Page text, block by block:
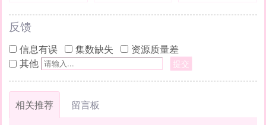
反馈
信息有误 集数缺失
资源质量差
其他
提交
相关推荐 留言板